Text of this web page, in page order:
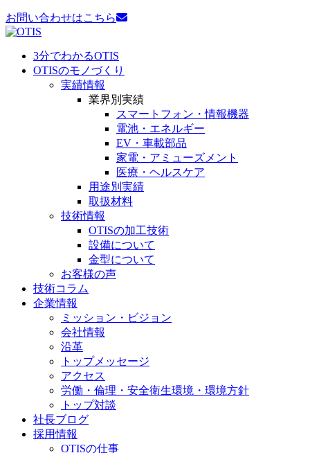
お問い合わせはこちら
3分でわかるOTIS
OTISのモノづくり
実績情報
業界別実績
スマートフォン・情報機器
電池・ エネルギー
EV・車載部品
家電・ アミューズメント
医療・ ヘルスケア
用途別実績
取扱材料
技術情報
OTISの加工技術
設備について
金型について
お客様の声
技術コラム
企業情報
ミッション・ビジョン
会社情報
沿革
トップメッセージ
アクセス
労働・倫理・安全衛生環境・環境方針
トップ対談
社長ブログ
採用情報
OTISの仕事